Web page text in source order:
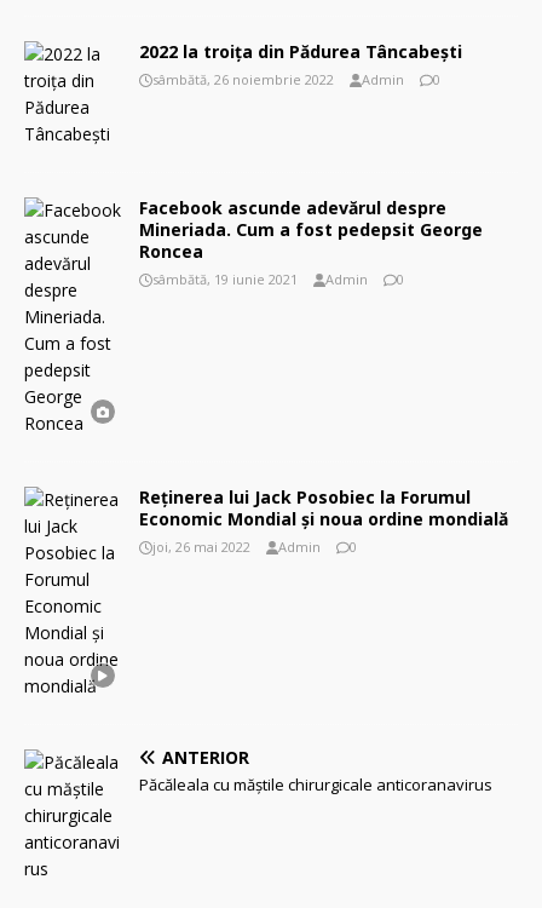
2022 la troița din Pădurea Tâncabești
sâmbătă, 26 noiembrie 2022 Admin 0
Facebook ascunde adevărul despre
Mineriada. Cum a fost pedepsit George
Roncea
sâmbătă, 19 iunie 2021 Admin 0
Reținerea lui Jack Posobiec la Forumul
Economic Mondial și noua ordine mondială
joi, 26 mai 2022 Admin 0
ANTERIOR
Păcăleala cu măştile chirurgicale anticoranavirus